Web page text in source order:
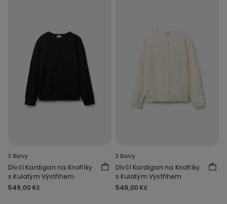
3 Barvy
Dívčí Kardigan na Knoflíky
s Kulatým Výstřihem
549,00 Kč
3 Barvy
Dívčí Kardigan na Knoflíky
s Kulatým Výstřihem
549,00 Kč